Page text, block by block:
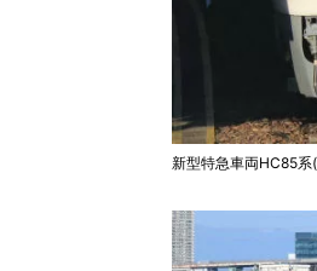
新型特急車両HC85